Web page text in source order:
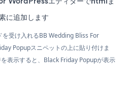
に追加します
受け入れるBB Wedding Bliss For
Popupスニペットの上に貼り付けま
表示すると、Black Friday Popupが表示